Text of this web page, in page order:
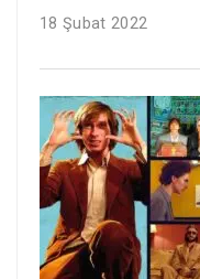
18 Şubat 2022